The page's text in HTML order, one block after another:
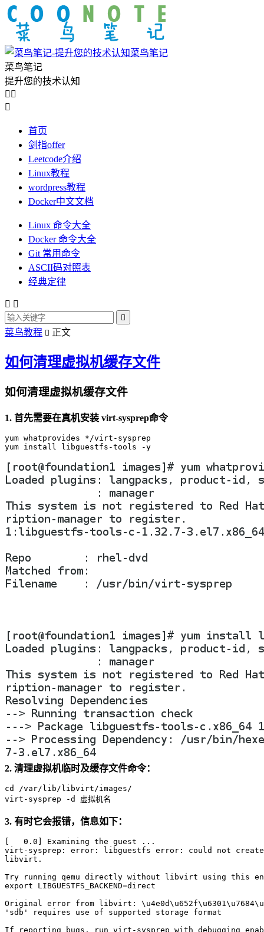
菜鸟笔记
菜鸟笔记
提升您的技术认知
 

首页
剑指offer
Leetcode介绍
Linux教程
wordpress教程
Docker中文文档
Linux 命令大全
Docker 命令大全
Git 常用命令
ASCII码对照表
经典定律
 

菜鸟教程  正文
如何清理虚拟机缓存文件
如何清理虚拟机缓存文件
1. 首先需要在真机安装 virt-sysprep命令
yum whatprovides */virt-sysprep
2. 清理虚拟机临时及缓存文件命令：
cd /var/lib/libvirt/images/
3. 有时它会报错，信息如下：
[   0.0] Examining the guest ...
virt-sysprep: error: libguestfs error: could not
libvirt.
Try running qemu directly without libvirt using this
export LIBGUESTFS_BACKEND=direct
Original error from libvirt:
'sdb' requires use of supported storage format
If reporting bugs, run virt-sysprep with debugging